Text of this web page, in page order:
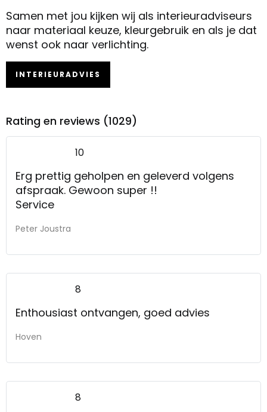
Samen met jou kijken wij als interieuradviseurs
naar materiaal keuze, kleurgebruik en als je dat
wenst ook naar verlichting.
INTERIEURADVIES
Rating en reviews (1029)
10
Erg prettig geholpen en geleverd volgens
afspraak. Gewoon super !!
Service
Peter Joustra
8
Enthousiast ontvangen, goed advies
Hoven
8